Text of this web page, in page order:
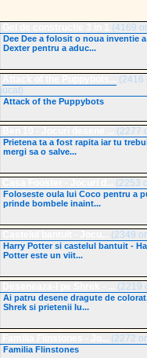
(4169
Dee Dee a folosit o noua inventie
Dexter pentru a aduc...
(2416
jucat)
Attack of the Puppybots
(2277
Prietena ta a fost rapita iar tu
mergi sa o salve...
(2253
Foloseste oula lui Coco pentru a
prinde bombele inaint...
(2349
Harry Potter si castelul bantuit -
Potter este un viit...
(2219
Ai patru desene dragute de
Shrek si prietenii lu...
(2272
Familia Flinstones